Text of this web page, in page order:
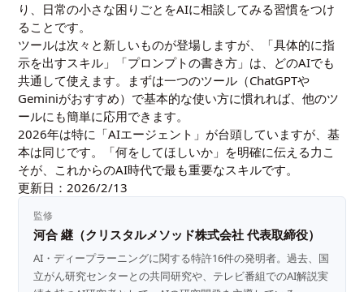
り、日常の小さな困りごとをAIに相談してみる習慣をつけ
ることです。
ツールは次々と新しいものが登場しますが、「具体的に指
示を出すスキル」「プロンプトの書き方」は、どのAIでも
共通して使えます。まずは一つのツール（ChatGPTや
Geminiがおすすめ）で基本的な使い方に慣れれば、他のツ
ールにも簡単に応用できます。
2026年は特に「AIエージェント」が台頭していますが、基
本は同じです。「何をしてほしいか」を明確に伝える力こ
そが、これからのAI時代で最も重要なスキルです。
更新日：2026/2/13
監修
河合 継（クリスタルメソッド株式会社 代表取締役）
AI・ディープラーニングに関する特許16件の発明者。過去、国
立がん研究センターとの共同研究や、テレビ番組でのAI解説実